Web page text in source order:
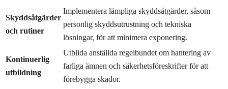
Skyddsåtgärder
och rutiner
Implementera lämpliga skyddsåtgärder, såsom
personlig skyddsutrustning och tekniska
lösningar, för att minimera exponering.
Kontinuerlig
utbildning
Utbilda anställda regelbundet om hantering av
farliga ämnen och säkerhetsföreskrifter för att
förebygga skador.